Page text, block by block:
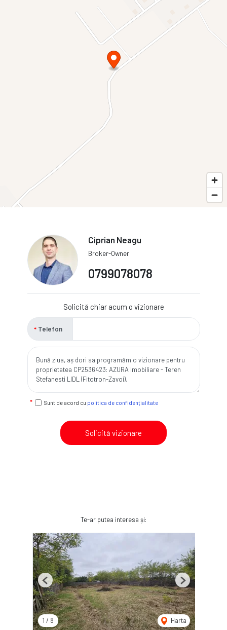
Ciprian Neagu
Broker-Owner
0799078078
Solicită chiar acum o vizionare
Telefon
Sunt de acord cu politica de confidențialitate
Solicită vizionare
Te-ar putea interesa și:
1 / 8 Harta
Previous Next